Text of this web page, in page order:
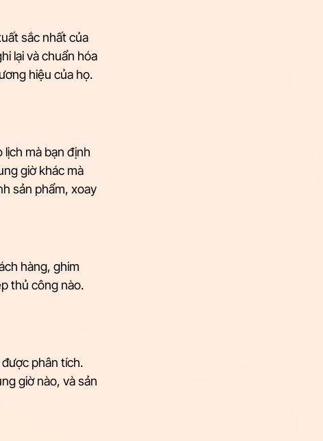
sắc nhất của
lại và chuẩn hóa
hiệu của họ.
mà bạn định
giờ khác mà
sản phẩm, xoay
hàng, ghim
thủ công nào.
phân tích.
giờ nào, và sản